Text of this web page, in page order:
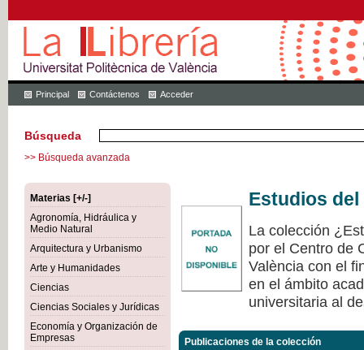
Principal Contáctenos Acceder
Búsqueda
>> Búsqueda avanzada
Materias [+/-]
Agronomía, Hidráulica y
Medio Natural
Arquitectura y Urbanismo
Arte y Humanidades
Ciencias
Ciencias Sociales y Jurídicas
Economía y Organización de
Empresas
Estudios
La colección
por el Centro de
València con el
en el ámbito
universitaria al
Publicaciones de la colección